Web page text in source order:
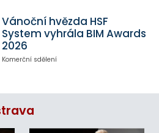
Vánoční hvězda HSF
System vyhrála BIM Awards
2026
Komerční sdělení